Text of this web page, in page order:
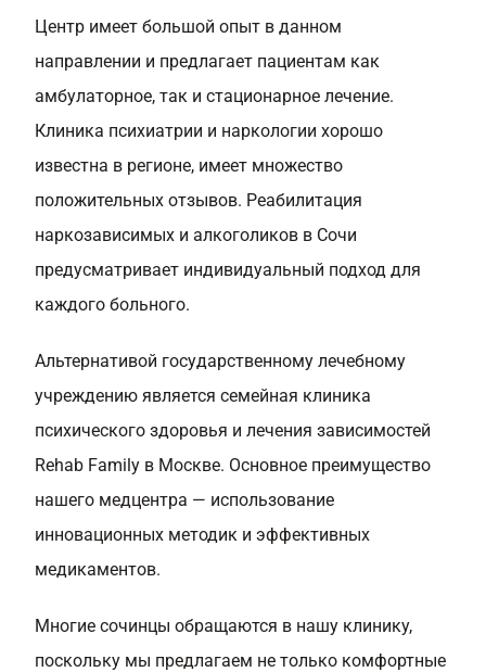
Центр имеет большой опыт в данном
направлении и предлагает пациентам как
амбулаторное, так и стационарное лечение.
Клиника психиатрии и наркологии хорошо
известна в регионе, имеет множество
положительных отзывов. Реабилитация
наркозависимых и алкоголиков в Сочи
предусматривает индивидуальный подход для
каждого больного.
Альтернативой государственному лечебному
учреждению является семейная клиника
психического здоровья и лечения зависимостей
Rehab Family в Москве. Основное преимущество
нашего медцентра — использование
инновационных методик и эффективных
медикаментов.
Многие сочинцы обращаются в нашу клинику,
поскольку мы предлагаем не только комфортные